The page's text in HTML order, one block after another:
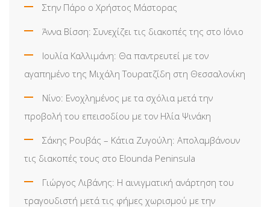
Στην Πάρο ο Χρήστος Μάστορας
Άννα Βίσση: Συνεχίζει τις διακοπές της στο Ιόνιο
Ιουλία Καλλιμάνη: Θα παντρευτεί με τον
αγαπημένο της Μιχάλη Τουρατζίδη στη Θεσσαλονίκη
Νίνο: Ενοχλημένος με τα σχόλια μετά την
προβολή του επεισοδίου με τον Ηλία Ψινάκη
Σάκης Ρουβάς – Κάτια Ζυγούλη: Απολαμβάνουν
τις διακοπές τους στο Elounda Peninsula
Γιώργος Λιβάνης: Η αινιγματική ανάρτηση του
τραγουδιστή μετά τις φήμες χωρισμού με την